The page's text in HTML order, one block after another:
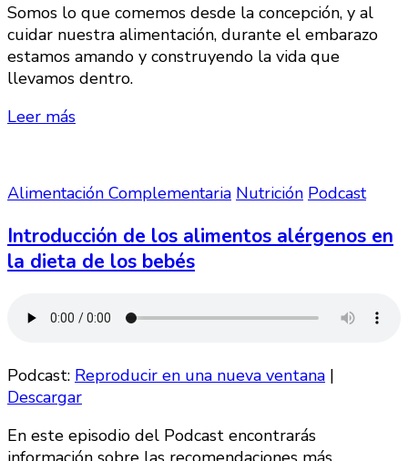
Somos lo que comemos desde la concepción, y al
cuidar nuestra alimentación, durante el embarazo
estamos amando y construyendo la vida que
llevamos dentro.
Leer más
Alimentación Complementaria Nutrición Podcast
Introducción de los alimentos alérgenos en
la dieta de los bebés
Podcast: Reproducir en una nueva ventana |
Descargar
En este episodio del Podcast encontrarás